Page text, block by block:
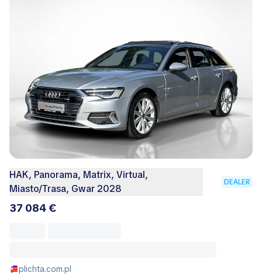
HAK, Panorama, Matrix, Virtual,
Miasto/Trasa, Gwar 2028
DEALER
37 084 €
plichta.com.pl